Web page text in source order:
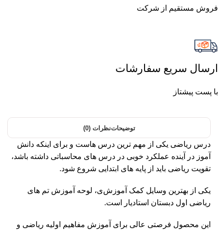
فروش مستقیم از شرکت
ارسال سریع سفارشات
با پست پیشتاز
توضیحاتنظرات (0)
درس ریاضی یکی از مهم ترین درس هاست و برای اینکه دانش
آموز در آینده عملکرد خوبی در درس های محاسباتی داشته باشد،
تقویت ریاضی باید از پایه های ابتدایی شروع شود.
یکی از بهترین وسایل کمک آموزش‌ی، لوحه آموزش‌ تم های
ریاضی اول دبستان استادیار است.
این محصول فرصتی عالی برای آموزش‌ مفاهیم اولیه ریاضی و